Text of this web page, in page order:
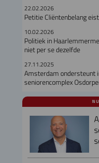
22.02.2026
Petitie Cliëntenbelang
10.02.2026
Politiek in
niet per se dezelfde
27.11.2025
Amsterdam ondersteunt
seniorencomplex